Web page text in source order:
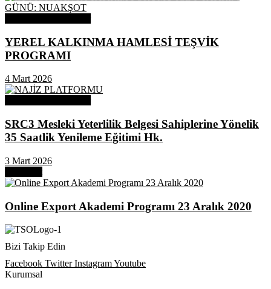
YEREL KALKINMA HAMLESİ TEŞVİK
PROGRAMI
4 Mart 2026
SRC3 Mesleki Yeterlilik Belgesi Sahiplerine Yönelik
35 Saatlik Yenileme Eğitimi Hk.
3 Mart 2026
Online Export Akademi Programı 23 Aralık 2020
Bizi Takip Edin
Facebook Twitter InstagramYoutube
Kurumsal